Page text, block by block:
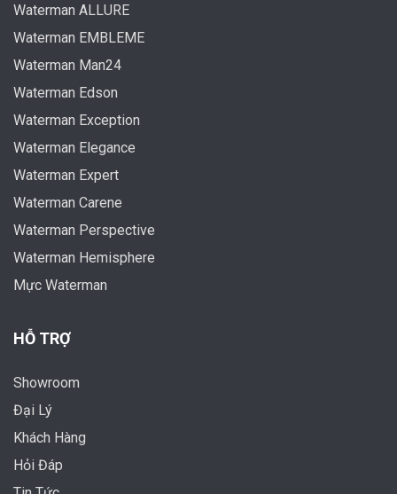
Waterman ALLURE
Waterman EMBLEME
Waterman Man24
Waterman Edson
Waterman Exception
Waterman Elegance
Waterman Expert
Waterman Carene
Waterman Perspective
Waterman Hemisphere
Mực Waterman
HỖ TRỢ
Showroom
Đại Lý
Khách Hàng
Hỏi Đáp